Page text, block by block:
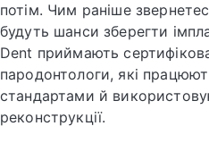
потім. Чим раніше
будуть шанси зберегти
Dent приймають
пародонтологи, які
стандартами й
реконструкції.